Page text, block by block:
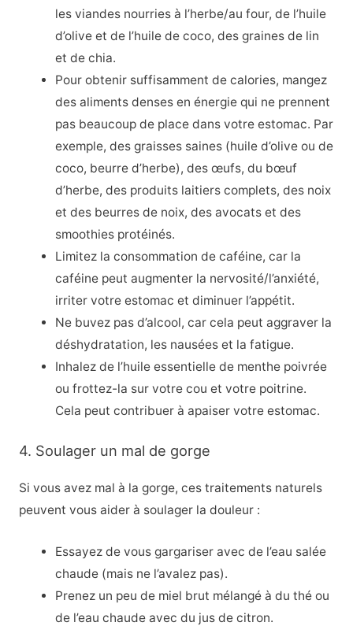
les viandes nourries à l’herbe/au four, de l’huile
d’olive et de l’huile de coco, des graines de lin
et de chia.
Pour obtenir suffisamment de calories, mangez
des aliments denses en énergie qui ne prennent
pas beaucoup de place dans votre estomac. Par
exemple, des graisses saines (huile d’olive ou de
coco, beurre d’herbe), des œufs, du bœuf
d’herbe, des produits laitiers complets, des noix
et des beurres de noix, des avocats et des
smoothies protéinés.
Limitez la consommation de caféine, car la
caféine peut augmenter la nervosité/l’anxiété,
irriter votre estomac et diminuer l’appétit.
Ne buvez pas d’alcool, car cela peut aggraver la
déshydratation, les nausées et la fatigue.
Inhalez de l’huile essentielle de menthe poivrée
ou frottez-la sur votre cou et votre poitrine.
Cela peut contribuer à apaiser votre estomac.
4. Soulager un mal de gorge
Si vous avez mal à la gorge, ces traitements naturels
peuvent vous aider à soulager la douleur :
Essayez de vous gargariser avec de l’eau salée
chaude (mais ne l’avalez pas).
Prenez un peu de miel brut mélangé à du thé ou
de l’eau chaude avec du jus de citron.